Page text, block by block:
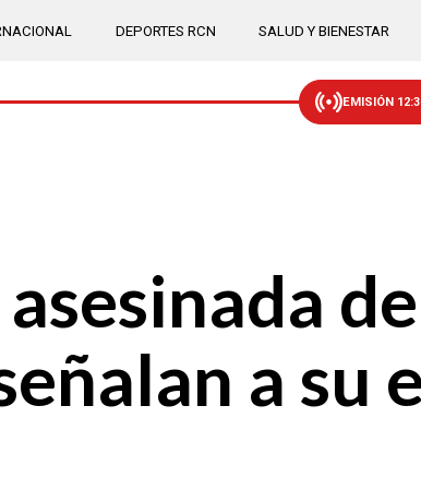
DEPORTES RCN SALUD Y BIENESTAR
EMISIÓN
a su